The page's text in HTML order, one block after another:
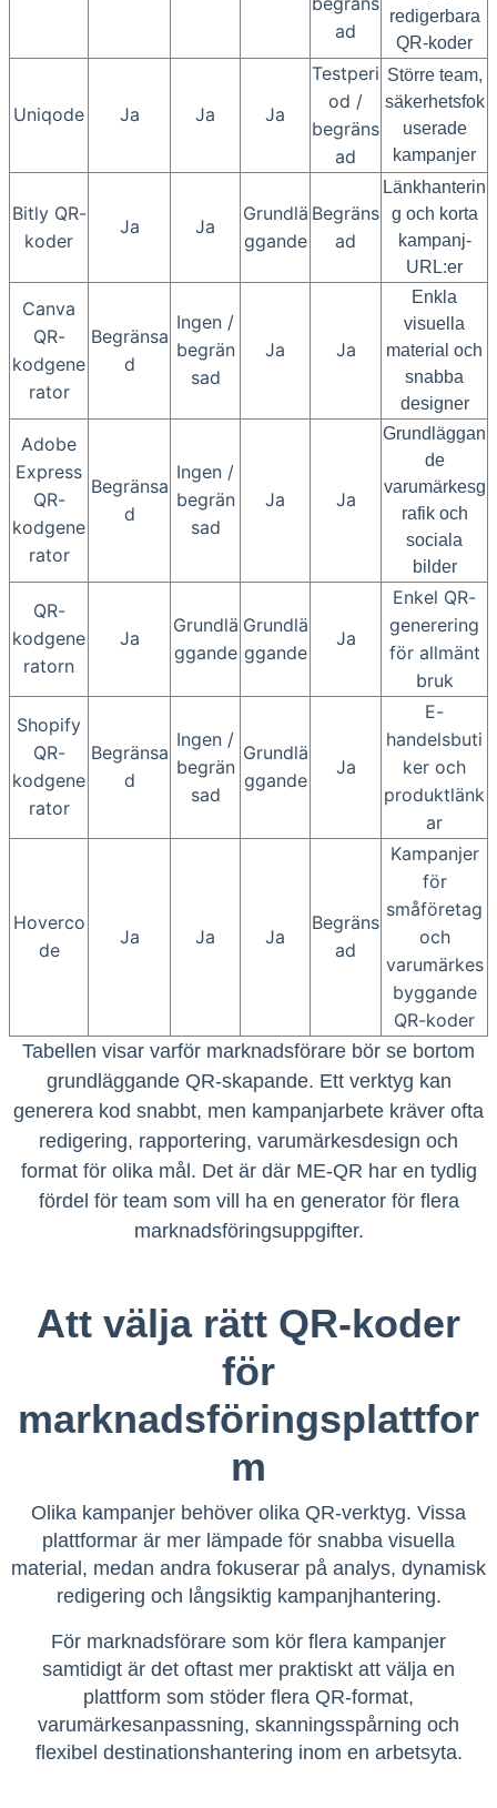
ad
redigerbara
QR-koder
Uniqode Ja Ja Ja
Testperi
od /
begräns
ad
Större team,
säkerhetsfok
userade
kampanjer
Bitly QR-
koder
Ja Ja
Grundlä
ggande
Begräns
ad
Länkhanterin
g och korta
kampanj-
URL:er
Canva
QR-
kodgene
rator
Begränsa
d
Ingen /
begrän
sad
Ja Ja
Enkla
visuella
material och
snabba
designer
Adobe
Express
QR-
kodgene
rator
Begränsa
d
Ingen /
begrän
sad
Ja Ja
Grundläggan
de
varumärkesg
rafik och
sociala
bilder
QR-
kodgene
ratorn
Ja
Grundlä
ggande
Grundlä
ggande
Ja
Enkel QR-
generering
för allmänt
bruk
Shopify
QR-
kodgene
rator
Begränsa
d
Ingen /
begrän
sad
Grundlä
ggande
Ja
E-
handelsbuti
ker och
produktlänk
ar
Hoverco
de
Ja Ja Ja
Begräns
ad
Kampanjer
för
småföretag
och
varumärkes
byggande
QR-koder
Tabellen visar varför marknadsförare bör se bortom
grundläggande QR-skapande. Ett verktyg kan
generera kod snabbt, men kampanjarbete kräver ofta
redigering, rapportering, varumärkesdesign och
format för olika mål. Det är där ME-QR har en tydlig
fördel för team som vill ha en generator för flera
marknadsföringsuppgifter.
Att välja rätt QR-koder
för
marknadsföringsplattfor
m
Olika kampanjer behöver olika QR-verktyg. Vissa
plattformar är mer lämpade för snabba visuella
material, medan andra fokuserar på analys, dynamisk
redigering och långsiktig kampanjhantering.
För marknadsförare som kör flera kampanjer
samtidigt är det oftast mer praktiskt att välja en
plattform som stöder flera QR-format,
varumärkesanpassning, skanningsspårning och
flexibel destinationshantering inom en arbetsyta.